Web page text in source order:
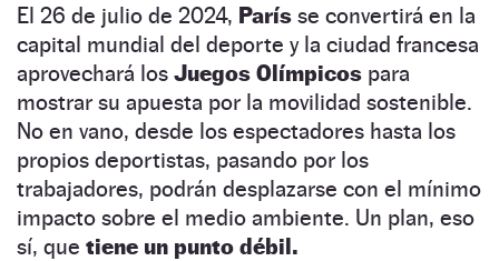
El 26 de julio de 2024, París se convertirá en la
capital mundial del deporte y la ciudad francesa
aprovechará los Juegos Olímpicos para
mostrar su apuesta por la movilidad sostenible.
No en vano, desde los espectadores hasta los
propios deportistas, pasando por los
trabajadores, podrán desplazarse con el mínimo
impacto sobre el medio ambiente. Un plan, eso
sí, que tiene un punto débil.